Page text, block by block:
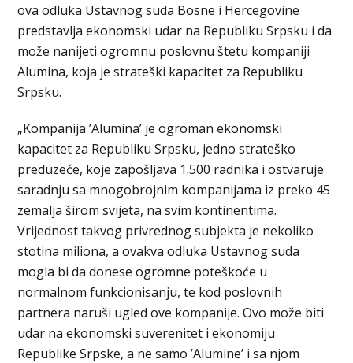
ova odluka Ustavnog suda Bosne i Hercegovine
predstavlja ekonomski udar na Republiku Srpsku i da
može nanijeti ogromnu poslovnu štetu kompaniji
Alumina, koja je strateški kapacitet za Republiku
Srpsku.
„Kompanija ’Alumina’ je ogroman ekonomski
kapacitet za Republiku Srpsku, jedno strateško
preduzeće, koje zapošljava 1.500 radnika i ostvaruje
saradnju sa mnogobrojnim kompanijama iz preko 45
zemalja širom svijeta, na svim kontinentima.
Vrijednost takvog privrednog subjekta je nekoliko
stotina miliona, a ovakva odluka Ustavnog suda
mogla bi da donese ogromne poteškoće u
normalnom funkcionisanju, te kod poslovnih
partnera naruši ugled ove kompanije. Ovo može biti
udar na ekonomski suverenitet i ekonomiju
Republike Srpske, a ne samo ’Alumine’ i sa njom